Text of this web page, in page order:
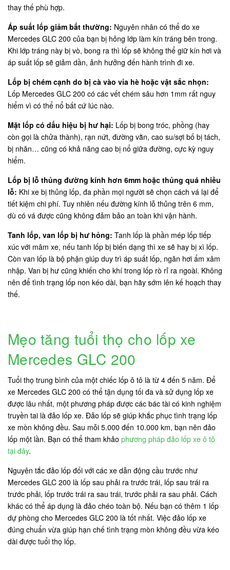
thay thế phù hợp.
Áp suất lốp giảm bất thường: Nguyên nhân có thể do xe
Mercedes GLC 200 của bạn bị hỏng lớp làm kín tráng bên trong.
Khi lớp tráng này bị vò, bong ra thì lốp sẽ không thể giữ kín hơi và
áp suất lốp sẽ giảm dần, ảnh hưởng đến hành trình đi xe.
Lốp bị chém cạnh do bị cà vào vỉa hè hoặc vật sắc nhọn:
Lốp Mercedes GLC 200 có các vết chém sâu hơn 1mm rất nguy
hiểm vì có thể nổ bất cứ lúc nào.
Mặt lốp có dấu hiệu bị hư hại: Lốp bị bong tróc, phồng (hay
còn gọi là chửa thành), rạn nứt, đường vằn, cao su/sợi bố bị tách,
bị nhăn… cũng có khả năng cao bị nổ giữa đường, cực kỳ nguy
hiểm.
Lốp bị lỗ thủng đường kính hơn 6mm hoặc thủng quá nhiều
lỗ: Khi xe bị thủng lốp, đa phần mọi người sẽ chọn cách vá lại để
tiết kiệm chi phí. Tuy nhiên nếu đường kính lỗ thủng trên 6 mm,
dù có vá được cũng không đảm bảo an toàn khi vận hành.
Tanh lốp, van lốp bị hư hỏng: Tanh lốp là phần mép lốp tiếp
xúc với mâm xe, nếu tanh lốp bị biến dạng thì xe sẽ hay bị xì lốp.
Còn van lốp là bộ phận giúp duy trì áp suất lốp, ngăn hơi ẩm xâm
nhập. Van bị hư cũng khiến cho khí trong lốp rò rỉ ra ngoài. Không
nên để tình trạng lốp non kéo dài, bạn hãy sớm lên kế hoạch thay
thế.
Mẹo tăng tuổi thọ cho lốp xe
Mercedes GLC 200
Tuổi thọ trung bình của một chiếc lốp ô tô là từ 4 đến 5 năm. Để
xe Mercedes GLC 200 có thể tận dụng tối đa và sử dụng lốp xe
được lâu nhất, một phương pháp được các bác tài có kinh nghiệm
truyền tai là đảo lốp xe. Đảo lốp sẽ giúp khắc phục tình trạng lốp
xe mòn không đều. Sau mỗi 5.000 đến 10.000 km, bạn nên đảo
lốp một lần. Bạn có thể tham khảo phương pháp đảo lốp xe ô tô
tại đây.
Nguyên tắc đảo lốp đối với các xe dẫn động cầu trước như
Mercedes GLC 200 là lốp sau phải ra trước trái, lốp sau trái ra
trước phải, lốp trước trái ra sau trái, trước phải ra sau phải. Cách
khác có thể áp dụng là đảo chéo toàn bộ. Nếu bạn có thêm 1 lốp
dự phòng cho Mercedes GLC 200 là tốt nhất. Việc đảo lốp xe
đúng chuẩn vừa giúp hạn chế tình trạng mòn không đều vừa kéo
dài được tuổi thọ lốp.